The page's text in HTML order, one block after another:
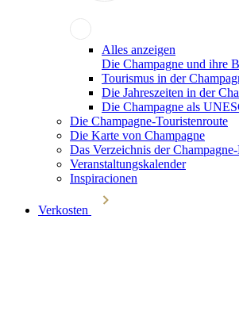
Alles anzeigen
Die Champagne und ihre
Tourismus in der
Die Jahreszeiten in der
Die Champagne als
Die Champagne-Touristenroute
Die Karte von Champagne
Das Verzeichnis der
Veranstaltungskalender
Inspiracionen
Verkosten